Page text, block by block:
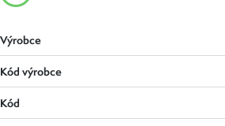
Výrobce
Kód výrobce
Kód